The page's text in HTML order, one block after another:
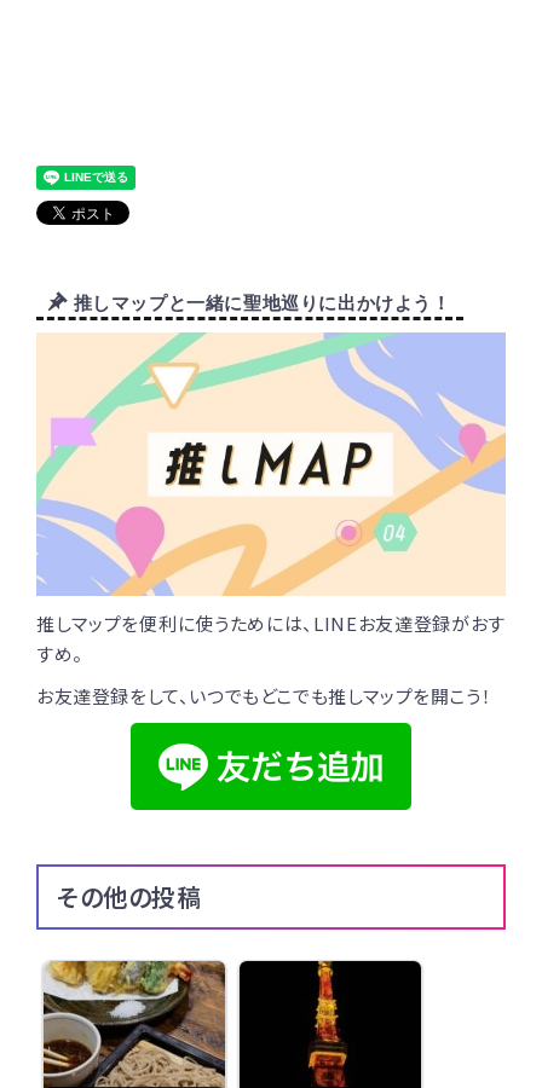
推しマップと一緒に聖地巡りに出かけよう！
推しマップを便利に使うためには、LINEお友達登録がおす
すめ。
お友達登録をして、いつでもどこでも推しマップを開こう！
その他の投稿